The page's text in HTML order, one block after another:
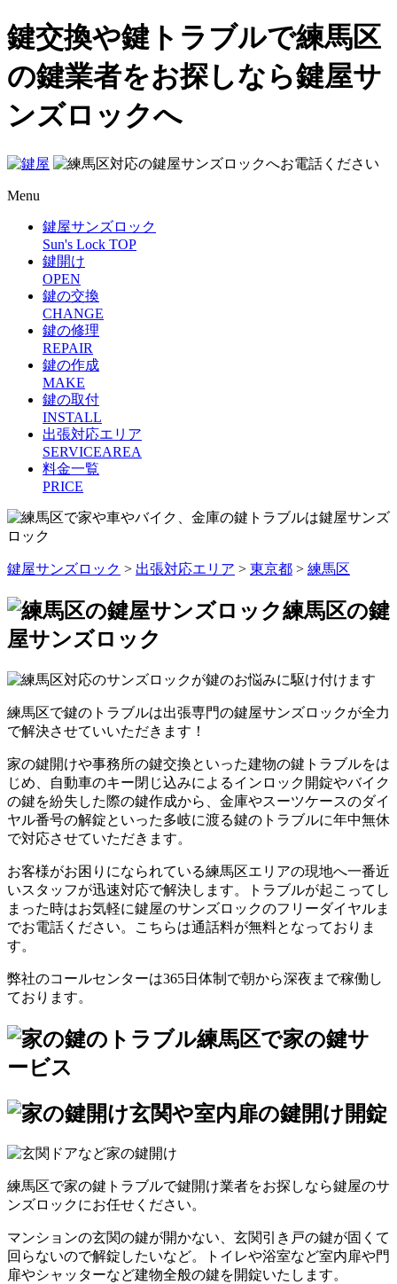
鍵交換や鍵トラブルで練馬区
の鍵業者をお探しなら鍵屋サ
ンズロックへ
Menu
鍵屋サンズロック
Sun's Lock TOP
鍵開け
OPEN
鍵の交換
CHANGE
鍵の修理
REPAIR
鍵の作成
MAKE
鍵の取付
INSTALL
出張対応エリア
SERVICEAREA
料金一覧
PRICE
鍵屋サンズロック > 出張対応エリア > 東京都 > 練馬区
練馬区の鍵
屋サンズロック
練馬区で鍵のトラブルは出張専門の鍵屋サンズロックが全力
で解決させていいただきます！
家の鍵開けや事務所の鍵交換といった建物の鍵トラブルをは
じめ、自動車のキー閉じ込みによるインロック開錠やバイク
の鍵を紛失した際の鍵作成から、金庫やスーツケースのダイ
ヤル番号の解錠といった多岐に渡る鍵のトラブルに年中無休
で対応させていただきます。
お客様がお困りになられている練馬区エリアの現地へ一番近
いスタッフが迅速対応で解決します。トラブルが起こってし
まった時はお気軽に鍵屋のサンズロックのフリーダイヤルま
でお電話ください。こちらは通話料が無料となっておりま
す。
弊社のコールセンターは365日体制で朝から深夜まで稼働し
ております。
練馬区で家の鍵サ
ービス
玄関や室内扉の鍵開け開錠
練馬区で家の鍵トラブルで鍵開け業者をお探しなら鍵屋のサ
ンズロックにお任せください。
マンションの玄関の鍵が開かない、玄関引き戸の鍵が固くて
回らないので解錠したいなど。トイレや浴室など室内扉や門
扉やシャッターなど建物全般の鍵を開錠いたします。